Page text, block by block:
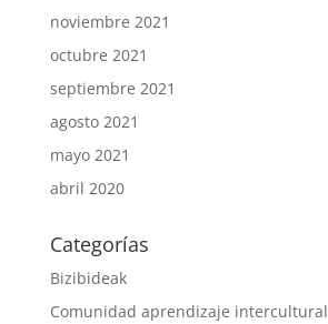
noviembre 2021
octubre 2021
septiembre 2021
agosto 2021
mayo 2021
abril 2020
Categorías
Bizibideak
Comunidad aprendizaje intercultural